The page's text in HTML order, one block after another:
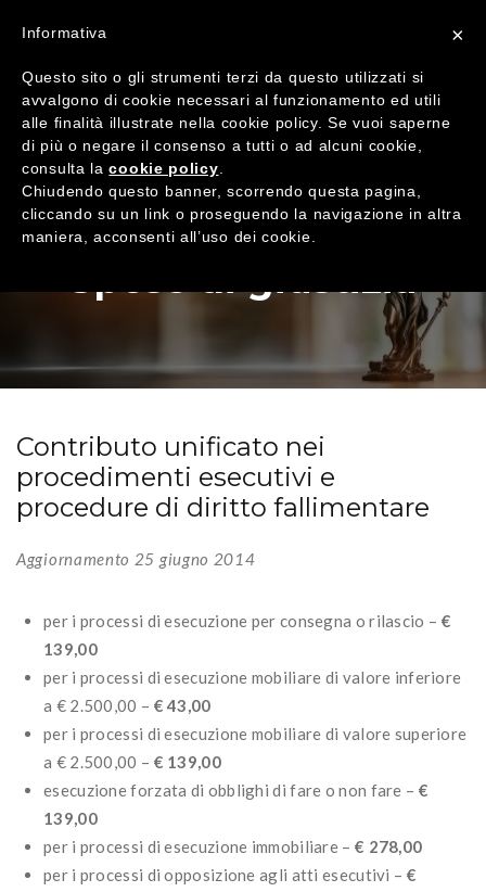
Spese di giustizia
Contributo unificato nei
procedimenti esecutivi e
procedure di diritto fallimentare
Aggiornamento 25 giugno 2014
per i processi di esecuzione per consegna o rilascio – €
139,00
per i processi di esecuzione mobiliare di valore inferiore
a € 2.500,00 – € 43,00
per i processi di esecuzione mobiliare di valore superiore
a € 2.500,00 – € 139,00
esecuzione forzata di obblighi di fare o non fare – €
139,00
per i processi di esecuzione immobiliare – € 278,00
per i processi di opposizione agli atti esecutivi – €
×
Informativa
Questo sito o gli strumenti terzi da questo utilizzati si
avvalgono di cookie necessari al funzionamento ed utili
alle finalità illustrate nella cookie policy. Se vuoi saperne
di più o negare il consenso a tutti o ad alcuni cookie,
consulta lacookie policy
Chiudendo questo banner, scorrendo questa pagina,
cliccando su un link o proseguendo la navigazione in altra
maniera, acconsenti all’uso dei cookie.